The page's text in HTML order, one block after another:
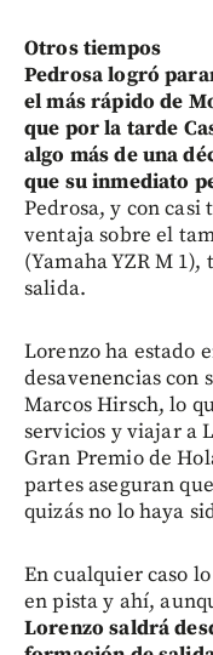
Otros tiempos
Pedrosa logró
el más rápido de
que por la tarde
algo más de una
que su inmediato
Pedrosa, y con casi
ventaja sobre el
(Yamaha YZR M
salida.
Lorenzo ha estado
desavenencias con
Marcos Hirsch, lo
servicios y viajar a
Gran Premio de
partes aseguran
quizás no lo haya
En cualquier caso
en pista y ahí,
Lorenzo saldrá